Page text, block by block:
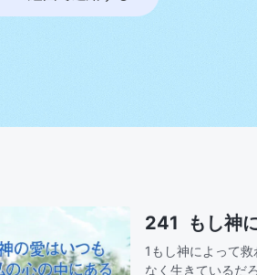
241 もし神
1もし神によって
なく生きているだ